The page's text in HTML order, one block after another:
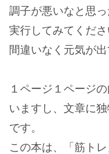
調子が悪いなと思
実行してみてくださ
間違いなく元気が出
１ページ１ページ
いますし、文章に
です。
この本は、「筋ト